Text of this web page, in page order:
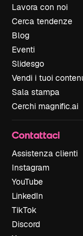
Lavora con noi
Cerca tendenze
Blog
Eventi
Slidesgo
Vendi i tuoi
Sala stampa
Cerchi magnific.ai
Contattaci
Assistenza clienti
Instagram
YouTube
LinkedIn
TikTok
Discord